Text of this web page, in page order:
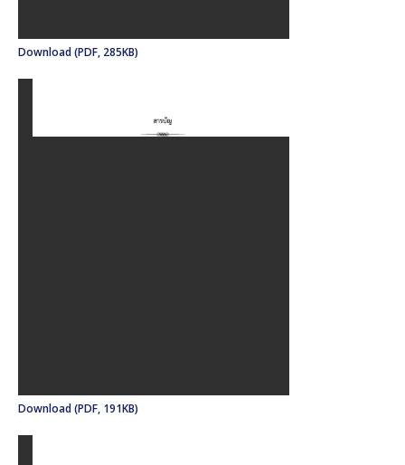
Download (PDF, 285KB)
Download (PDF, 191KB)